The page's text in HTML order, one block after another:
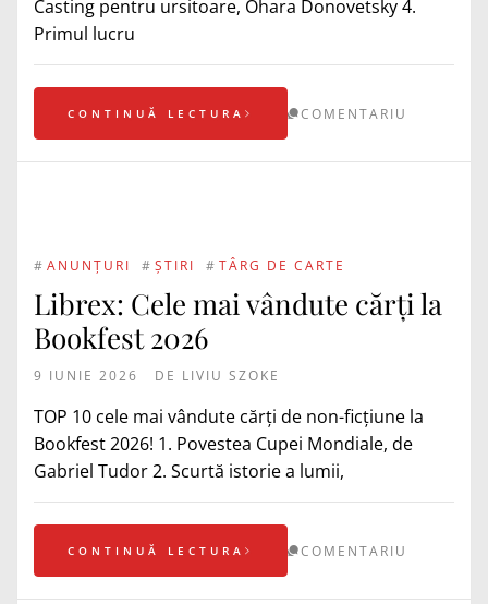
Casting pentru ursitoare, Ohara Donovetsky 4.
Primul lucru
CONTINUĂ LECTURA COMENTARIU
# ANUNȚURI # ȘTIRI # TÂRG DE CARTE
Librex: Cele mai vândute cărți la
Bookfest 2026
9 IUNIE 2026 DE LIVIU SZOKE
TOP 10 cele mai vândute cărți de non-ficțiune la
Bookfest 2026! 1. Povestea Cupei Mondiale, de
Gabriel Tudor 2. ⁠Scurtă istorie a lumii,
CONTINUĂ LECTURA COMENTARIU